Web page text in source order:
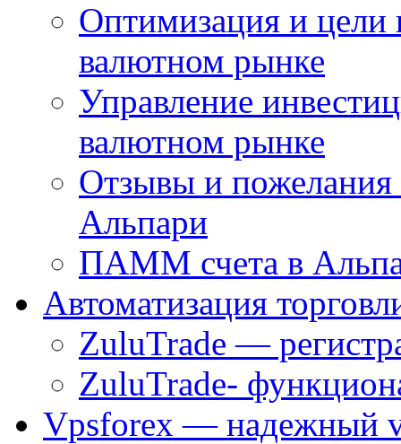
Оптимизация и цели
валютном рынке
Управление
валютном рынке
Отзывы и
Альпари
ПАММ счета в
Автоматизация
ZuluTrade —
ZuluTrade-
Vpsforex — надежный